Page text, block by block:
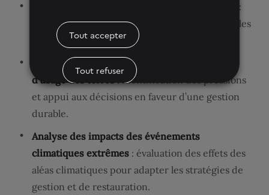
:
cartes et indicateurs spatialisés pour orienter les
politiques publiques et les projets forestiers.
Suivi de la déforestation et des changements
d’usage des terres :identification des pressions
et appui aux décisions en faveur d’une gestion
durable.
Analyse des impacts des événements
climatiques extrêmes : évaluation des effets des
aléas climatiques pour adapter les stratégies de
gestion et de restauration.
Tout accepter
Tout refuser
Paramètres des cookies